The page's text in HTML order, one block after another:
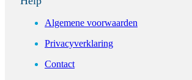
Algemene voorwaarden
Privacyverklaring
Contact